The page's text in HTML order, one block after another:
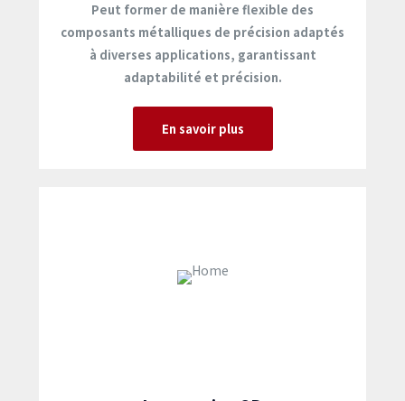
Peut former de manière flexible des
composants métalliques de précision adaptés
à diverses applications, garantissant
adaptabilité et précision.
En savoir plus